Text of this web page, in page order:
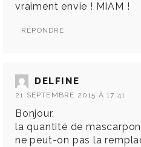
vraiment envie ! MIAM !
RÉPONDRE
DELFINE
21 SEPTEMBRE 2015 À 17:41
Bonjour,
la quantité de
ne peut-on pas la